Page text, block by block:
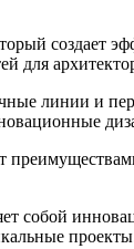
создает
для
линии и
собой